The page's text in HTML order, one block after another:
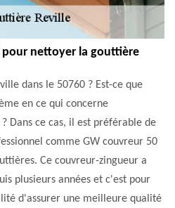
nettoyer la gouttière
dans le 50760 ? Est-ce que
en ce qui concerne
Dans ce cas, il est préférable de
comme GW couvreur 50
Ce couvreur-zingueur a
plusieurs années et c'est pour
d'assurer une meilleure qualité